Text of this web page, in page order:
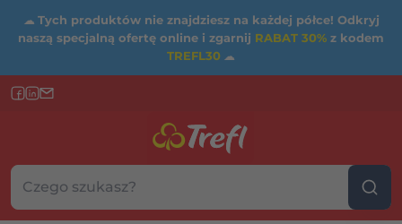
☁ Tych produktów nie znajdziesz na każdej półce! Odkryj
naszą specjalną ofertę online i zgarnij RABAT 30% z kodem
TREFL30 ☁
Szukaj w sklepie...
Wybierz kategorię